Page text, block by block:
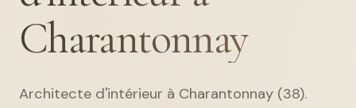
Charantonnay
Architecte d'intérieur à Charantonnay (38).